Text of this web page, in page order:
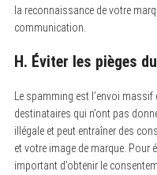
la reconnaissance de votre
communication.
H. Éviter les pièges
Le spamming est l’envoi
destinataires qui n’ont pas
illégale et peut entraîner des
et votre image de marque. Pour
important d’obtenir le